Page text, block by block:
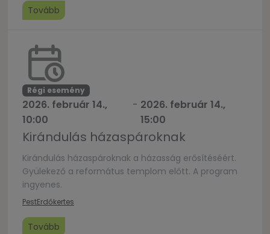
házasságban élsz, akár párt keresel, akár egyedül
maradtál! A zenei szolgálatot az ÉdenKertes zenekar
hogy mindig időben értesüljetek az imaalkalmakról!
https://www.facebook.com/EdenKertesDicsoites
Kérlek, népszerűsítsétek a […]
Tovább
Régi esemény
2026. február 14.,
10:00
- 2026. február 14.,
15:00
Kirándulás házaspároknak
Kirándulás házaspároknak a házasság erősítéséért.
Gyülekező a református templom előtt. A program
ingyenes.
PestErdőkertes
Tovább